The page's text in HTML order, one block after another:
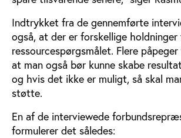
Indtrykket fra de gennemførte
også, at der er forskellige holdninger
ressourcespørgsmålet. Flere
at man også bør kunne skabe
og hvis det ikke er muligt, så skal
støtte.
En af de interviewede
formulerer det således: